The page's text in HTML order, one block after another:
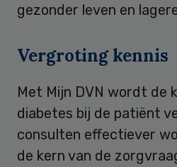
gezonder leven en
Vergroting kennis
Met Mijn DVN wordt de
diabetes bij de patiënt
consulten effectiever
de kern van de